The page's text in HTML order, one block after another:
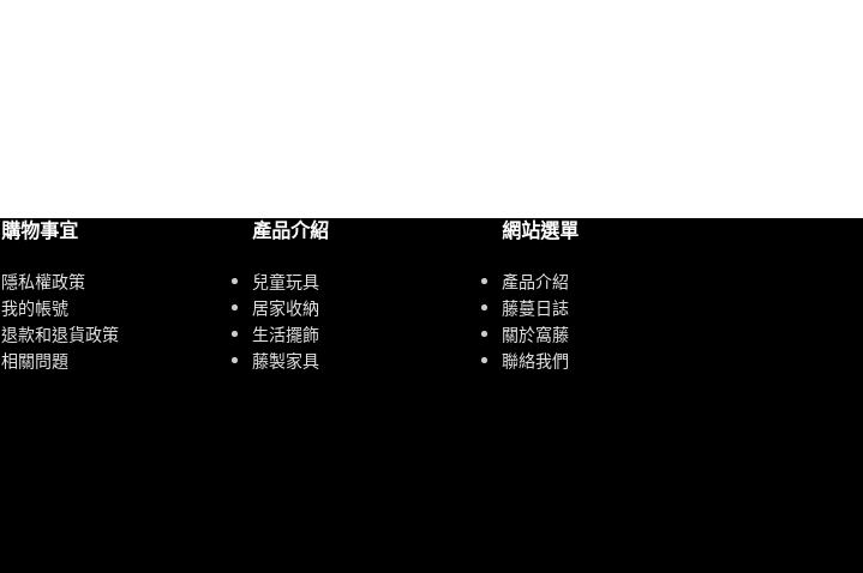
購物事宜
隱私權政策
我的帳號
退款和退貨政策
相關問題
產品介紹
兒童玩具
居家收納
生活擺飾
藤製家具
網站選單
產品介紹
藤蔓日誌
關於窩藤
聯絡我們